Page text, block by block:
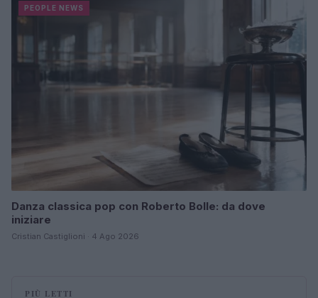
PEOPLE NEWS
Danza classica pop con Roberto Bolle: da dove
iniziare
Cristian Castiglioni · 4 Ago 2026
PIÙ LETTI